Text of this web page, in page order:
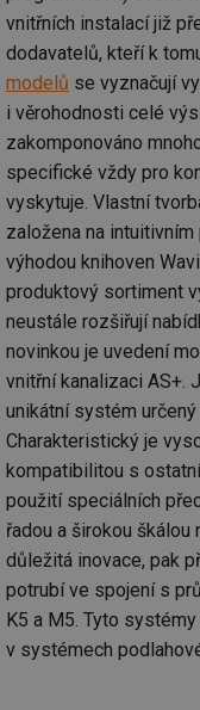
vnitřních instalací již
dodavatelů, kteří k
modelů se vyznačují
i věrohodnosti celé
zakomponováno
specifické vždy pro
vyskytuje. Vlastní
založena na
výhodou knihoven
produktový sortiment
neustále rozšiřují
novinkou je uvedení
vnitřní kanalizaci AS+.
unikátní systém určený
Charakteristický je
kompatibilitou s
použití speciálních
řadou a širokou škálou
důležitá inovace, pak
potrubí ve spojení s
K5 a M5. Tyto
v systémech